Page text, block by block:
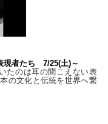
現者たち 7/25(土)～
たのは耳の聞こえない表
の文化と伝統を世界へ繋